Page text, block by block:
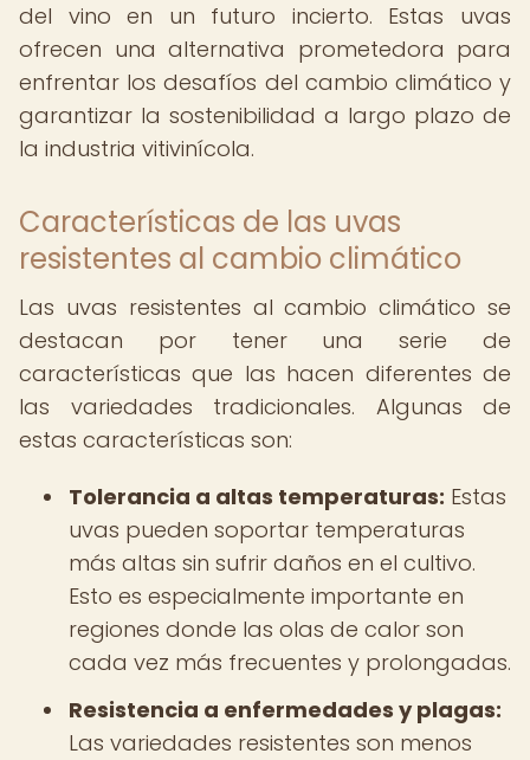
del vino en un futuro incierto. Estas uvas
ofrecen una alternativa prometedora para
enfrentar los desafíos del cambio climático y
garantizar la sostenibilidad a largo plazo de
la industria vitivinícola.
Características de las uvas
resistentes al cambio climático
Las uvas resistentes al cambio climático se
destacan por tener una serie de
características que las hacen diferentes de
las variedades tradicionales. Algunas de
estas características son:
Tolerancia a altas temperaturas: Estas
uvas pueden soportar temperaturas
más altas sin sufrir daños en el cultivo.
Esto es especialmente importante en
regiones donde las olas de calor son
cada vez más frecuentes y prolongadas.
Resistencia a enfermedades y plagas:
Las variedades resistentes son menos